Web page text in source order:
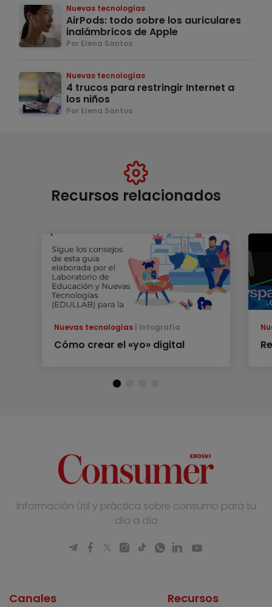
Nuevas tecnologías
AirPods: todo sobre los auriculares
inalámbricos de Apple
Por Elena Santos
Nuevas tecnologías
4 trucos para restringir Internet a
los niños
Por Elena Santos
Recursos relacionados
Nuevas tecnologías Infografía
Cómo crear el «yo» digital
Información útil y práctica sobre consumo para tu
día a día
Canales Recursos